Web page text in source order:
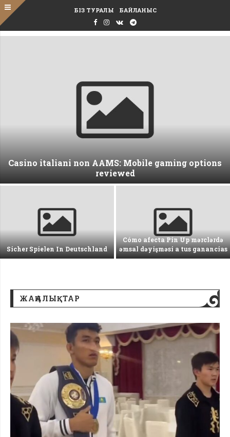
БІЗ ТУРАЛЫ БАЙЛАНЫС
Casino italiani non AAMS: Mobile gaming options
reviewed
Sicher Spielen In Deutschland
Cómo afecta Pin Up mərclərdə
əmsal dəyişməsi a tus ganancias
ЖАҢАЛЫҚТАР